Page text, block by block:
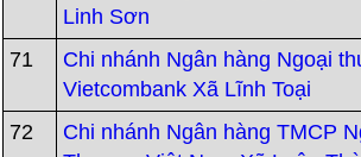
Linh Sơn
71
Chi nhánh Ngân hàng Ngoại
Vietcombank Xã Lĩnh Toại
72
Chi nhánh Ngân hàng TMCP